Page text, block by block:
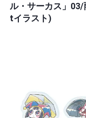
ル・サーカス」
tイラスト)